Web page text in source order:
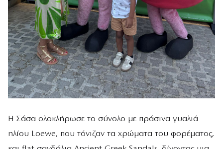
Η Σάσα ολοκλήρωσε το σύνολο με πράσινα γυαλιά
ηλίου Loewe, που τόνιζαν τα χρώματα του φορέματος,